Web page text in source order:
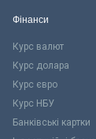
Фінанси
Курс валют
Курс долара
Курс євро
Курс НБУ
Банківські картки